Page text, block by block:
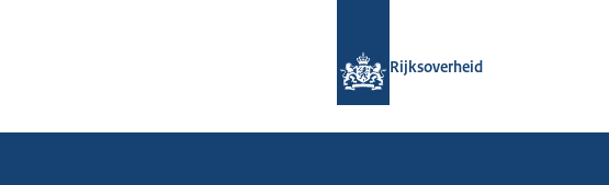
Rijksoverheid